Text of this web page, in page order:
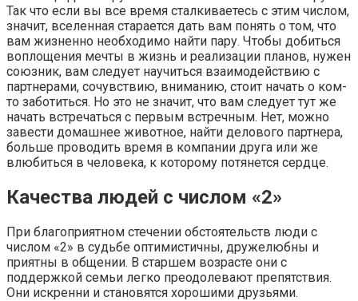
Так что если вы все время сталкиваетесь с этим числом,
значит, вселенная старается дать вам понять о том, что
вам жизненно необходимо найти пару. Чтобы добиться
воплощения мечты в жизнь и реализации планов, нужен
союзник, вам следует научиться взаимодействию с
партнерами, сочувствию, вниманию, стоит начать о ком-
то заботиться. Но это не значит, что вам следует тут же
начать встречаться с первым встречным. Нет, можно
завести домашнее животное, найти делового партнера,
больше проводить время в компании друга или же
влюбиться в человека, к которому потянется сердце.
Качества людей с числом «2»
При благоприятном стечении обстоятельств люди с
числом «2» в судьбе оптимистичны, дружелюбны и
приятны в общении. В старшем возрасте они с
поддержкой семьи легко преодолевают препятствия.
Они искренни и становятся хорошими друзьями.